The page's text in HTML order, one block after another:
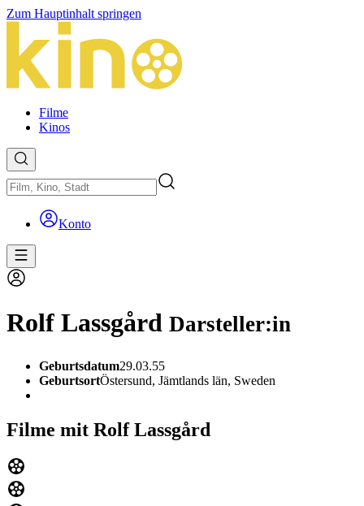
Zum Hauptinhalt springen
Filme
Kinos
Konto
Rolf Lassgård Darsteller:in
Geburtsdatum29.03.55
GeburtsortÖstersund, Jämtlands län, Sweden
Filme mit Rolf Lassgård